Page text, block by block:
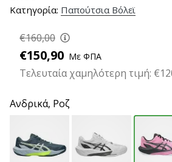
εμείς;
μαζί
μας
πρεσβευτής
μάρκας
11. 8. 2022
Κατηγορία: Παπούτσια Βόλεϊ
€160,00
€150,90 Με ΦΠΑ
Τελευταία χαμηλότερη τιμή:
Ανδρικά, Ροζ